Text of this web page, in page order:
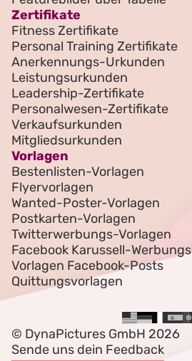
Zertifikate
Fitness Zertifikate
Personal Training Zertifikate
Anerkennungs-Urkunden
Leistungsurkunden
Leadership-Zertifikate
Personalwesen-Zertifikate
Verkaufsurkunden
Mitgliedsurkunden
Vorlagen
Bestenlisten-Vorlagen
Flyervorlagen
Wanted-Poster-Vorlagen
Postkarten-Vorlagen
Twitterwerbungs-Vorlagen
Facebook Karussell-
Vorlagen Facebook-Posts
Quittungsvorlagen
© DynaPictures GmbH 2026
Sende uns dein Feedback